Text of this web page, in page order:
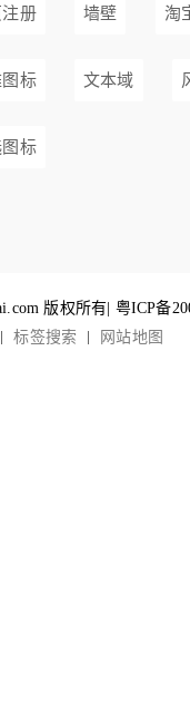
注册 墙壁 淘
标 文本域
标
版权所有| 粤ICP备
标签搜索 网站地图